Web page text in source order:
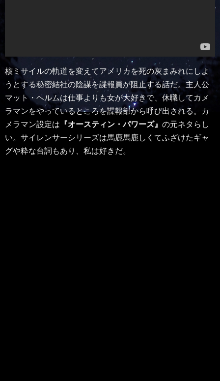
核ミサイルの軌道を変えてアメリカを死の灰まみれにしよ
うとする秘密結社の陰謀を諜報員が阻止する話だ。主人公
マット・ヘルムは仕事よりも女が大好きで、休職してカメ
ラマンをやっているところを諜報部から呼び出される。カ
メラマン設定は 『オースティン・パワーズ』 の元ネタらし
い。サイレンサーシリーズは馬鹿馬鹿しくてふざけたギャ
グや粋な台詞もあり、私は好きだ。